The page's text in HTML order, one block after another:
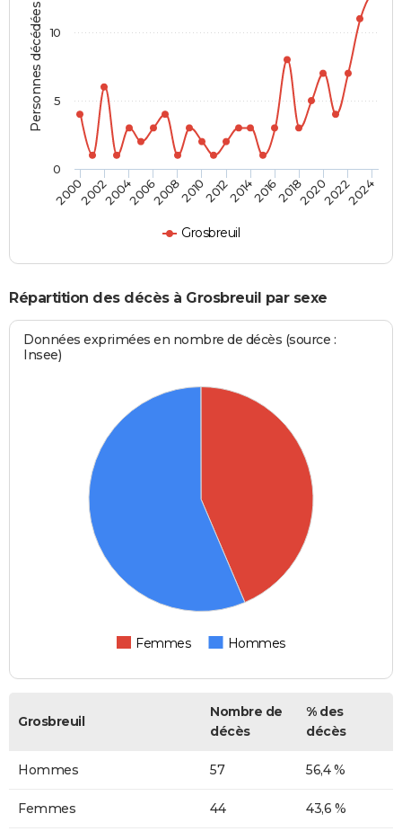
Personnes décédées
Grosbreuil
2000200220042006200820102012201420162018202020222024
0
5
10
Répartition des décès à Grosbreuil par sexe
Données exprimées en nombre de décès (source :
Insee)
Femmes Hommes
Grosbreuil
Nombre de
décès
% des
décès
Hommes 57 56,4 %
Femmes 44 43,6 %